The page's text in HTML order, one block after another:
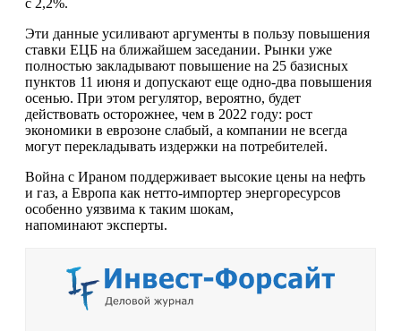
Эти данные усиливают аргументы в пользу повышения
ставки ЕЦБ на ближайшем заседании. Рынки уже
полностью закладывают повышение на 25 базисных
пунктов 11 июня и допускают еще одно-два повышения
осенью. При этом регулятор, вероятно, будет
действовать осторожнее, чем в 2022 году: рост
экономики в еврозоне слабый, а компании не всегда
могут перекладывать издержки на потребителей.
Война с Ираном поддерживает высокие цены на нефть
и газ, а Европа как нетто-импортер энергоресурсов
особенно уязвима к таким шокам,
напоминают эксперты.